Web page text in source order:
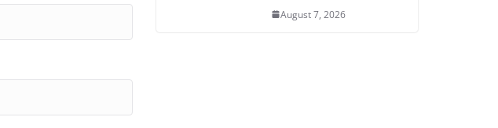
August 7, 2026